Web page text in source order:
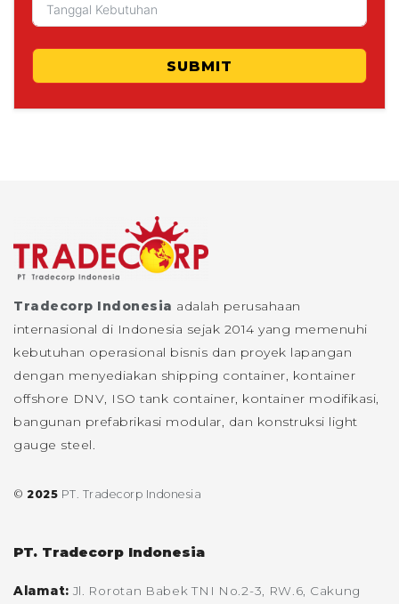
SUBMIT
Tradecorp Indonesia adalah perusahaan
internasional di Indonesia sejak 2014 yang memenuhi
kebutuhan operasional bisnis dan proyek lapangan
dengan menyediakan shipping container, kontainer
offshore DNV, ISO tank container, kontainer modifikasi,
bangunan prefabrikasi modular, dan konstruksi light
gauge steel.
© 2025 PT. Tradecorp Indonesia
PT. Tradecorp Indonesia
Alamat: Jl. Rorotan Babek TNI No.2-3, RW.6, Cakung